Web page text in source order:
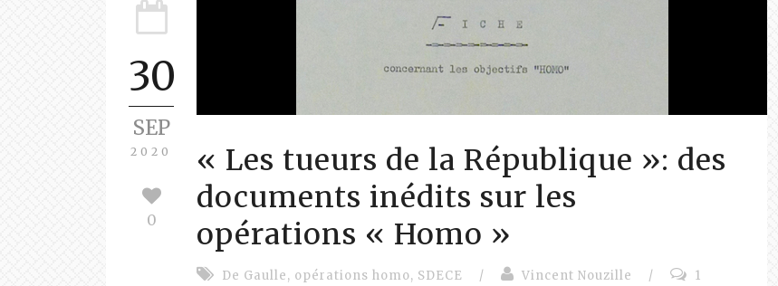
30
SEP
2020
0
« Les tueurs de la République »: des
documents inédits sur les
opérations « Homo »
De Gaulle, opérations homo, SDECE / Vincent Nouzille /
1